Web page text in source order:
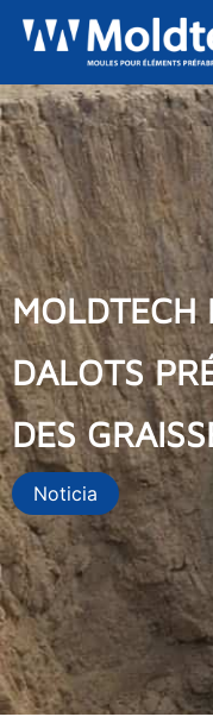
contenu
MOLDTECH
DALOTS
DES
Noticia